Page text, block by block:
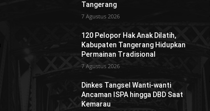
Tangerang
7 Agustus 2026
120 Pelopor Hak Anak Dilatih,
Kabupaten Tangerang Hidupkan
Permainan Tradisional
7 Agustus 2026
Dinkes Tangsel Wanti-wanti
Ancaman ISPA hingga DBD Saat
Kemarau